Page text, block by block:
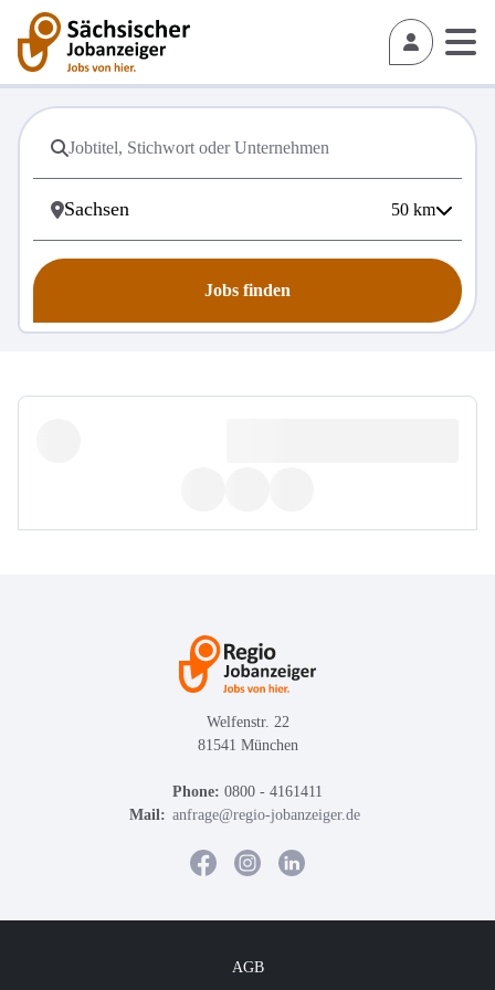
50 km
Jobs finden
Welfenstr. 22
81541 München
Phone: 0800 - 4161411
Mail: anfrage@regio-jobanzeiger.de
AGB